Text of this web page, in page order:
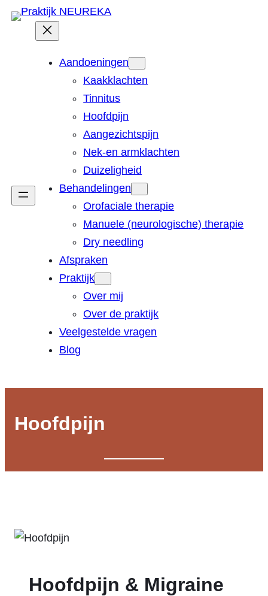
Aandoeningen
Kaakklachten
Tinnitus
Hoofdpijn
Aangezichtspijn
Nek-en armklachten
Duizeligheid
Behandelingen
Orofaciale therapie
Manuele (neurologische) therapie
Dry needling
Afspraken
Praktijk
Over mij
Over de praktijk
Veelgestelde vragen
Blog
Hoofdpijn
Hoofdpijn & Migraine